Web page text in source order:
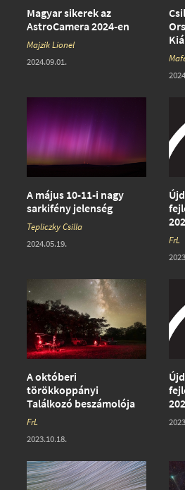
Magyar sikerek az
AstroCamera 2024-en
Majzik Lionel
2024.09.01.
A május 10-11-i nagy
sarkifény jelenség
Tepliczky Csilla
2024.05.19.
FrL
A októberi
törökkoppányi
Találkozó beszámolója
FrL
2023.10.18.